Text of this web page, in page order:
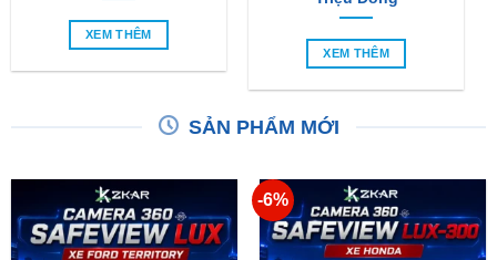
XEM THÊM
XEM THÊM
SẢN PHẨM MỚI
-6%